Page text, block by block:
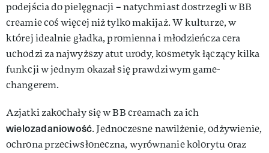
podejścia do pielęgnacji – natychmiast dostrzegli w BB
creamie coś więcej niż tylko makijaż. W kulturze, w
której idealnie gładka, promienna i młodzieńcza cera
uchodzi za najwyższy atut urody, kosmetyk łączący kilka
funkcji w jednym okazał się prawdziwym game-
changerem.
Azjatki zakochały się w BB creamach za ich
wielozadaniowość. Jednoczesne nawilżenie, odżywienie,
ochrona przeciwsłoneczna, wyrównanie kolorytu oraz